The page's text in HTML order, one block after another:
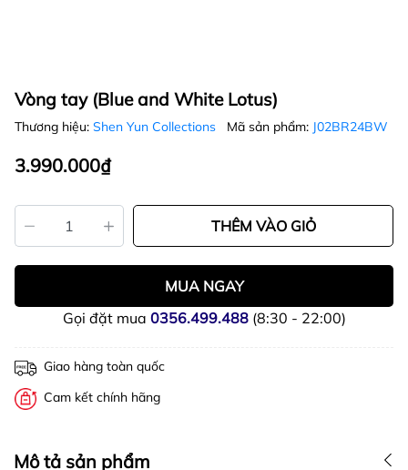
Vòng tay (Blue and White Lotus)
Thương hiệu: Shen Yun Collections Mã sản phẩm: J02BR24BW
3.990.000₫
THÊM VÀO GIỎ
MUA NGAY
Gọi đặt mua 0356.499.488(8:30 - 22:00)
Giao hàng toàn quốc
Cam kết chính hãng
Mô tả sản phẩm